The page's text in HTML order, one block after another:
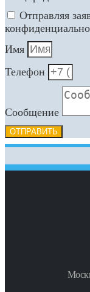
Отправляя
Имя
Телефон
Сообщение
ОТПРАВИТЬ